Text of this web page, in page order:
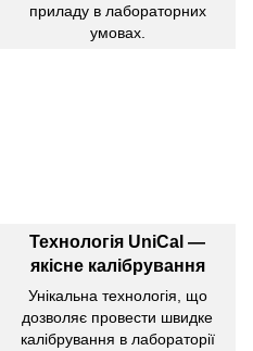
приладу в лабораторних
умовах.
Технологія UniCal —
якісне калібрування
Унікальна технологія, що
дозволяє провести швидке
калібрування в лабораторії